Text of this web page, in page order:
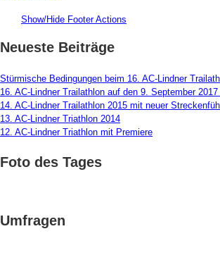
Show/Hide Footer Actions
Neueste Beiträge
Stürmische Bedingungen beim 16. AC-Lindner
16. AC-Lindner Trailathlon auf den 9. September
14. AC-Lindner Trailathlon 2015 mit neuer
13. AC-Lindner Triathlon 2014
12. AC-Lindner Triathlon mit Premiere
Foto des Tages
Umfragen